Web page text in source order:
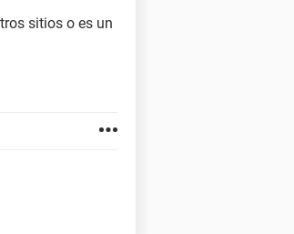
sitios o es un